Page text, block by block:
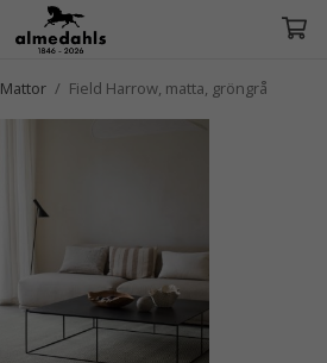
Mattor / Field Harrow, matta, gröngrå